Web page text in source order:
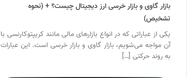
بازار گاوی و بازار خرسی ارز دیجیتال چیست؟ + (نحوه
تشخیص)
یکی از عباراتی که در انواع بازارهای مالی مانند کریپتوکارنسی با
آن مواجه می‌شویم، بازار گاوی و بازار خرسی است. این عبارات
به روند حرکتی […]